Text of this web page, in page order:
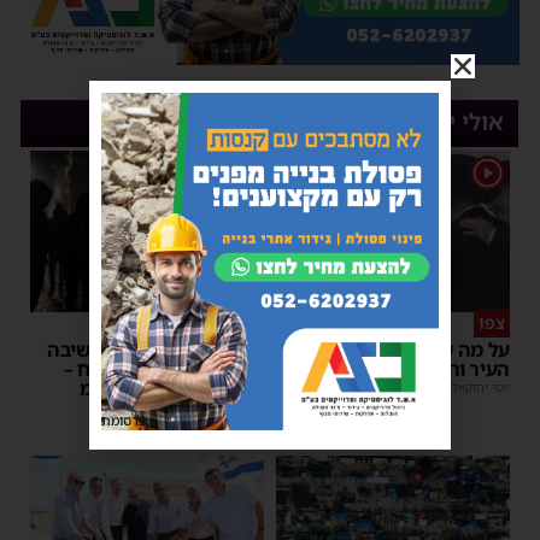
אולי יעניין אותך
1
צפו
על מה שוחחו מ"מ ראש
העיר והחיד"א אברג׳ל?
יוסי יחזקאלי
פירות ההסתה
אימה באשדוד: בחור ישיבה
בן 13 נשדד באיומי רצח –
המשטרה הקימה צח”מ
מנחם דויטש |
22:32
פרסומת